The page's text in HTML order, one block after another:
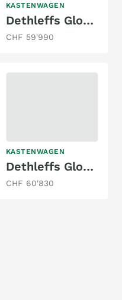
KASTENWAGEN
Dethleffs Globetrail 590DK Classic
CHF 59'990
KASTENWAGEN
Dethleffs Globetrail 600 DR Classic
CHF 60'830